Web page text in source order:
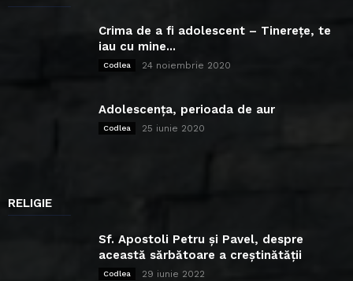
Crima de a fi adolescent – Tinerețe, te
iau cu mine...
Codlea 24 noiembrie 2020
Adolescența, perioada de aur
Codlea 25 iunie 2020
RELIGIE
Sf. Apostoli Petru și Pavel, despre
această sărbătoare a creștinătății
Codlea 29 iunie 2022